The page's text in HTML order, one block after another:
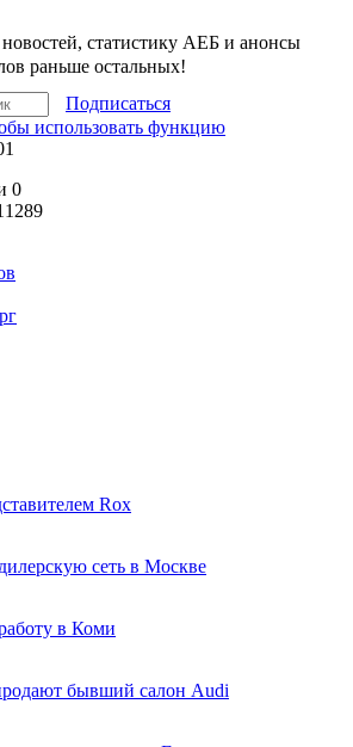
статистику АЕБ и анонсы
раньше остальных!
Подписаться
0
Rox
сеть в Москве
в Коми
бывший салон Audi